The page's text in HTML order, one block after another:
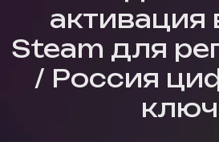
активация
Steam для
/ Россия
ключ